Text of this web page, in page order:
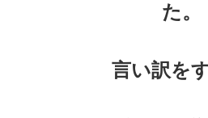
た。
言い訳を